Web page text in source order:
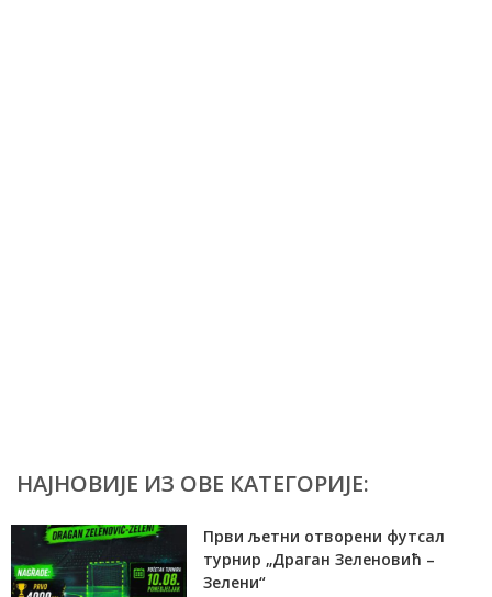
НАЈНОВИЈЕ ИЗ ОВЕ КАТЕГОРИЈЕ:
Први љетни отворени футсал
турнир „Драган Зеленовић –
Зелени“